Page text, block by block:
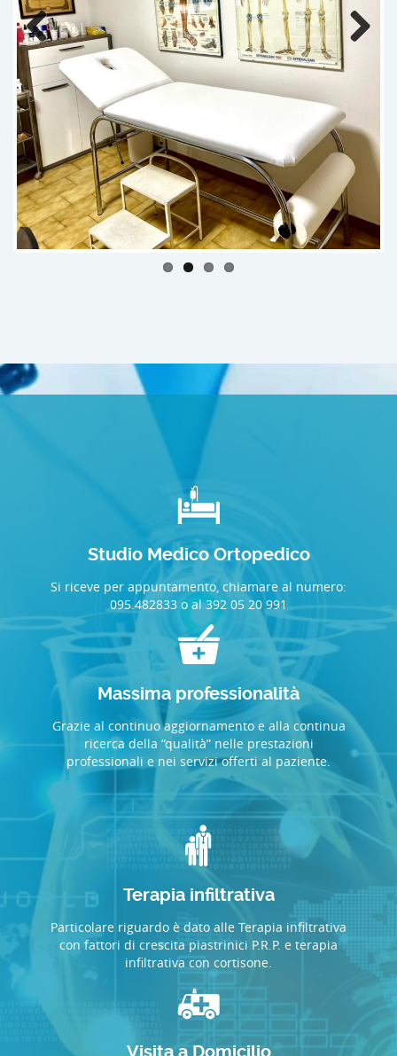
Previous
Studio Medico Ortopedico
Si riceve per appuntamento, chiamare al numero:
095.482833 o al 392 05 20 991
Massima professionalità
Grazie al continuo aggiornamento e alla continua
ricerca della “qualità” nelle prestazioni
professionali e nei servizi offerti al paziente.
Terapia infiltrativa
Particolare riguardo è dato alle Terapia infiltrativa
con fattori di crescita piastrinici P.R.P. e terapia
infiltrativa con cortisone.
Visita a Domicilio